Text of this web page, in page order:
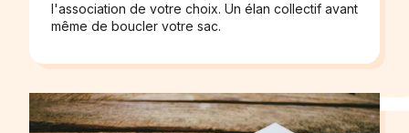
l'association de votre choix. Un élan collectif avant
même de boucler votre sac.